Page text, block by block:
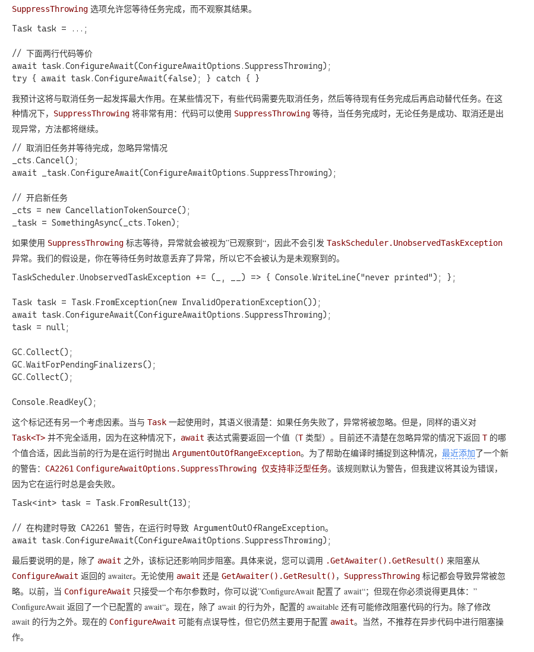
SuppressThrowing 选项允许您等待任务完成，而不观察其结果。
Task task = ...;
// 下面两行代码等价
await task.ConfigureAwait(ConfigureAwaitOptions.SuppressThrowing);
我预计这将与取消任务一起发挥最大作用。在某些情况下，有些代码需要先取消任务，然后等待现有任务完成后再启动替代任务。在这
种情况下，
SuppressThrowing 将非常有用：代码可以使用 SuppressThrowing 等待，当任务完成时，无论任务是成功、取消还是出
现异常，方法都将继续。
// 取消旧任务并等待完成，忽略异常情况
_cts.Cancel();
await _task.ConfigureAwait(ConfigureAwaitOptions.SuppressThrowing);
// 开启新任务
_cts = new CancellationTokenSource();
如果使用 SuppressThrowing 标志等待，异常就会被视为”已观察到“，因此不会引发 TaskScheduler.UnobservedTaskException
异常。我们的假设是，你在等待任务时故意丢弃了异常，所以它不会被认为是未观察到的。
TaskScheduler.UnobservedTaskException += (_, __) => { Console.WriteLine("never printed"); };
Task task = Task.FromException(new InvalidOperationException());
await task.ConfigureAwait(ConfigureAwaitOptions.SuppressThrowing);
task = null;
GC.Collect();
GC.WaitForPendingFinalizers();
GC.Collect();
这个标记还有另一个考虑因素。当与 Task 一起使用时，其语义很清楚：如果任务失败了，异常将被忽略。但是，同样的语义对
Task<T> 并不完全适用，因为在这种情况下， await 表达式需要返回一个值（T类型）。目前还不清楚在忽略异常的情况下返回 T的哪
个值合适，因此当前的行为是在运行时抛出 ArgumentOutOfRangeException。为了帮助在编译时捕捉到这种情况， 最近添加了一个新
的警告：
CA2261 ConfigureAwaitOptions.SuppressThrowing 仅支持非泛型任务。该规则默认为警告，但我建议将其设为错误，
因为它在运行时总是会失败。
Task<int> task = Task.FromResult(13);
// 在构建时导致 CA2261 警告，在运行时导致 ArgumentOutOfRangeException。
最后要说明的是，除了 await 之外，该标记还影响同步阻塞。具体来说，您可以调用 .GetAwaiter().GetResult() 来阻塞从
ConfigureAwait 返回的 awaiter。无论使用 await 还是 GetAwaiter().GetResult() ， SuppressThrowing 标记都会导致异常被忽
略。以前，当 ConfigureAwait 只接受一个布尔参数时，你可以说”ConfigureAwait 配置了 await“；但现在你必须说得更具体：”
ConfigureAwait 返回了一个已配置的 await“。现在，除了 await 的行为外，配置的 awaitable 还有可能修改阻塞代码的行为。除了修改
await 的行为之外。现在的 ConfigureAwait 可能有点误导性，但它仍然主要用于配置 await。当然，不推荐在异步代码中进行阻塞操
作。